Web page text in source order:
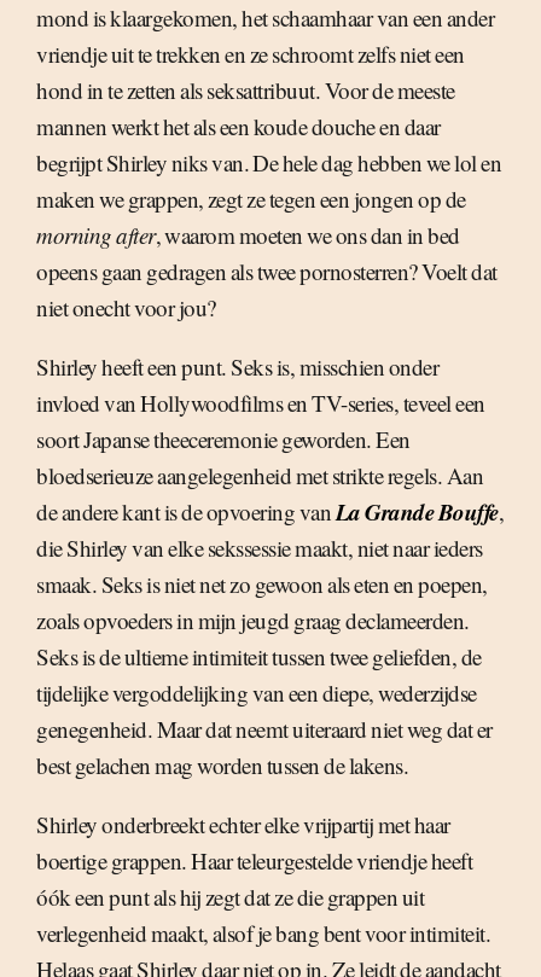
mond is klaargekomen, het schaamhaar van een ander
vriendje uit te trekken en ze schroomt zelfs niet een
hond in te zetten als seksattribuut. Voor de meeste
mannen werkt het als een koude douche en daar
begrijpt Shirley niks van. De hele dag hebben we lol en
maken we grappen, zegt ze tegen een jongen op de
morning after, waarom moeten we ons dan in bed
opeens gaan gedragen als twee pornosterren? Voelt dat
niet onecht voor jou?
Shirley heeft een punt. Seks is, misschien onder
invloed van Hollywoodfilms en TV-series, teveel een
soort Japanse theeceremonie geworden. Een
bloedserieuze aangelegenheid met strikte regels. Aan
de andere kant is de opvoering vanLa Grande Bouffe,
die Shirley van elke sekssessie maakt, niet naar ieders
smaak. Seks is niet net zo gewoon als eten en poepen,
zoals opvoeders in mijn jeugd graag declameerden.
Seks is de ultieme intimiteit tussen twee geliefden, de
tijdelijke vergoddelijking van een diepe, wederzijdse
genegenheid. Maar dat neemt uiteraard niet weg dat er
best gelachen mag worden tussen de lakens.
Shirley onderbreekt echter elke vrijpartij met haar
boertige grappen. Haar teleurgestelde vriendje heeft
óók een punt als hij zegt dat ze die grappen uit
verlegenheid maakt, alsof je bang bent voor intimiteit.
Helaas gaat Shirley daar niet op in. Ze leidt de aandacht